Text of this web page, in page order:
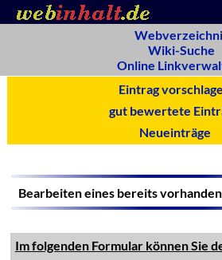
Wiki-Suche
Online
Eintrag
gut bewertete
Neueinträge
Bearbeiten eines bereits
Im folgenden Formular können Sie